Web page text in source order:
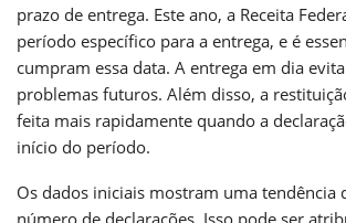
prazo de entrega. Este ano, a Receita
período específico para a entrega, e é
cumpram essa data. A entrega em dia
problemas futuros. Além disso, a
feita mais rapidamente quando a
início do período.
Os dados iniciais mostram uma tendência
número de declarações. Isso pode ser